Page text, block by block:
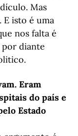
Mas
isto é uma
nos falta é
por diante
Eram
do país e
Estado